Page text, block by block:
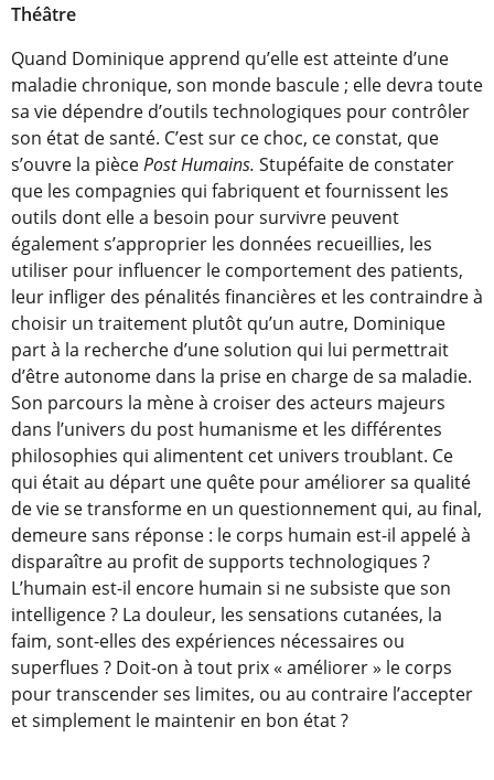
Théâtre
Quand Dominique apprend qu’elle est atteinte d’une
maladie chronique, son monde bascule ; elle devra toute
sa vie dépendre d’outils technologiques pour contrôler
son état de santé. C’est sur ce choc, ce constat, que
s’ouvre la piècePost Humains. Stupéfaite de constater
que les compagnies qui fabriquent et fournissent les
outils dont elle a besoin pour survivre peuvent
également s’approprier les données recueillies, les
utiliser pour influencer le comportement des patients,
leur infliger des pénalités financières et les contraindre à
choisir un traitement plutôt qu’un autre, Dominique
part à la recherche d’une solution qui lui permettrait
d’être autonome dans la prise en charge de sa maladie.
Son parcours la mène à croiser des acteurs majeurs
dans l’univers du post humanisme et les différentes
philosophies qui alimentent cet univers troublant. Ce
qui était au départ une quête pour améliorer sa qualité
de vie se transforme en un questionnement qui, au final,
demeure sans réponse : le corps humain est-il appelé à
disparaître au profit de supports technologiques ?
L’humain est-il encore humain si ne subsiste que son
intelligence ? La douleur, les sensations cutanées, la
faim, sont-elles des expériences nécessaires ou
superflues ? Doit-on à tout prix « améliorer » le corps
pour transcender ses limites, ou au contraire l’accepter
et simplement le maintenir en bon état ?